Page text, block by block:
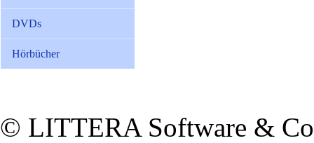
DVDs
Hörbücher
© LITTERA Software &